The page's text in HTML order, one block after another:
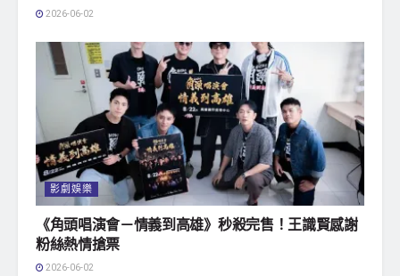
2026-06-02
影劇娛樂
《角頭唱演會－情義到高雄》秒殺完售！王識賢感謝
粉絲熱情搶票
2026-06-02